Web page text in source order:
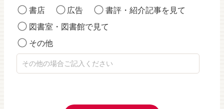
書店
広告
書評・紹介記事を見て
図書室・図書館で見て
その他